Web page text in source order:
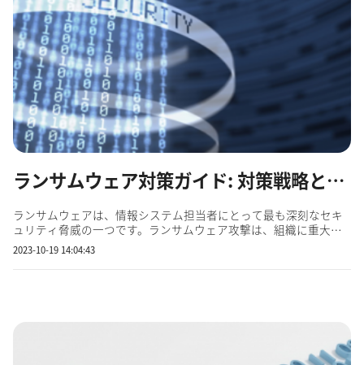
ランサムウェア対策ガイド: 対策戦略と主要ツール
ランサムウェアは、情報システム担当者にとって最も深刻なセキ
ュリティ脅威の一つです。ランサムウェア攻撃は、組織に重大な
損害をもたらす可能性があり、それを防ぐためには正しい対策を
講じなければいけません。本記事では、ランサムウェアに関する
2023-10-19 14:04:43